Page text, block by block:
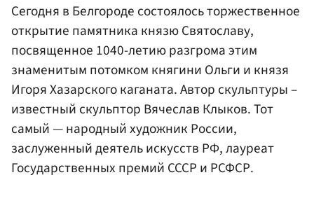
Сегодня в Белгороде состоялось торжественное
открытие памятника князю Святославу,
посвященное 1040-летию разгрома этим
знаменитым потомком княгини Ольги и князя
Игоря Хазарского каганата. Автор скульптуры –
известный скульптор Вячеслав Клыков. Тот
самый — народный художник России,
заслуженный деятель искусств РФ, лауреат
Государственных премий СССР и РСФСР.